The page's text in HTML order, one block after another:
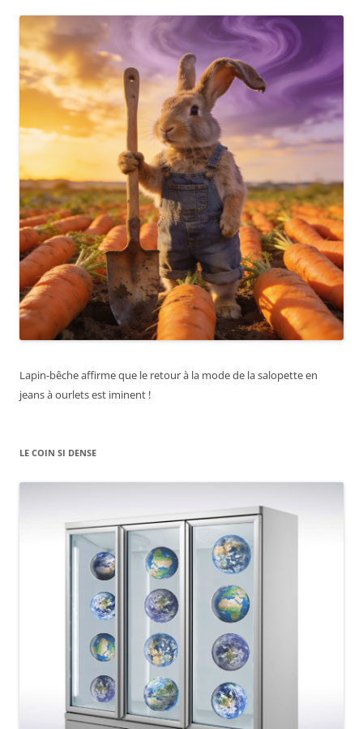
Lapin-bêche affirme que le retour à la mode de la salopette en
jeans à ourlets est iminent !
LE COIN SI DENSE